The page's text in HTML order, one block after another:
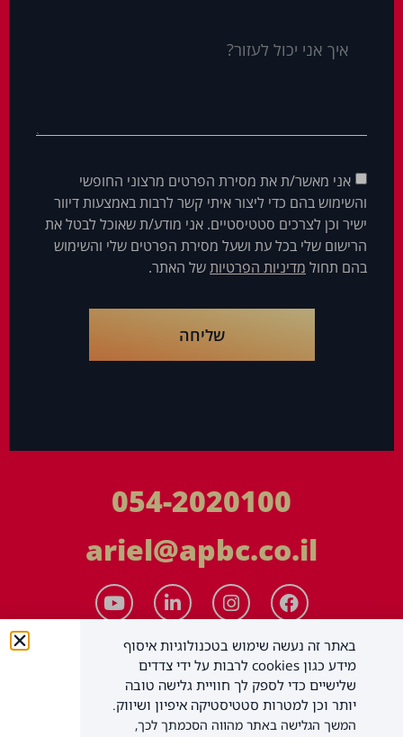
אני מאשר/ת את מסירת הפרטים מרצוני החופשי
והשימוש בהם כדי ליצור איתי קשר לרבות באמצעות דיוור
ישיר וכן לצרכים סטטיסטיים. אני מודע/ת שאוכל לבטל את
הרישום שלי בכל עת ושעל מסירת הפרטים שלי והשימוש
בהם תחול מדיניות הפרטיותשל האתר.
שליחה
054-2020100
ariel@apbc.co.il
באתר זה נעשה שימוש בטכנולוגיות איסוף
מידע כגון cookies לרבות על ידי צדדים
שלישיים כדי לספק לך חוויית גלישה טובה
יותר וכן למטרות סטטיסטיקה איפיון ושיווק.
המשך הגלישה באתר מהווה הסכמתך לכך,